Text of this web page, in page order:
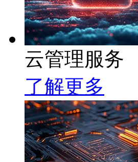
云管理服务
了解更多